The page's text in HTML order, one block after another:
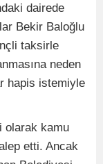
dairede
Bekir Baloğlu
taksirle
neden
hapis istemiyle
olarak kamu
etti. Ancak